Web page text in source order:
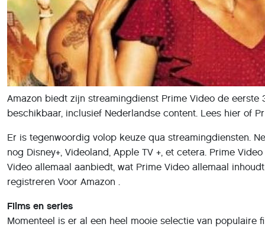
Amazon biedt zijn streamingdienst Prime Video de
beschikbaar, inclusief Nederlandse content. Lees hier of
Er is tegenwoordig volop keuze qua streamingdiensten.
nog Disney+, Videoland, Apple TV +, et cetera. Prime
Video allemaal aanbiedt, wat Prime Video allemaal
registreren Voor Amazon .
Films en series
Momenteel is er al een heel mooie selectie van populaire